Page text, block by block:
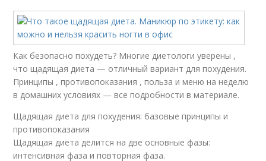
Как безопасно похудеть? Многие диетологи уверены ,
что щадящая диета — отличный вариант для похудения.
Принципы , противопоказания , польза и меню на неделю
в домашних условиях — все подробности в материале.
Щадящая диета для похудения: базовые принципы и
противопоказания
Щадящая диета делится на две основные фазы:
интенсивная фаза и повторная фаза.